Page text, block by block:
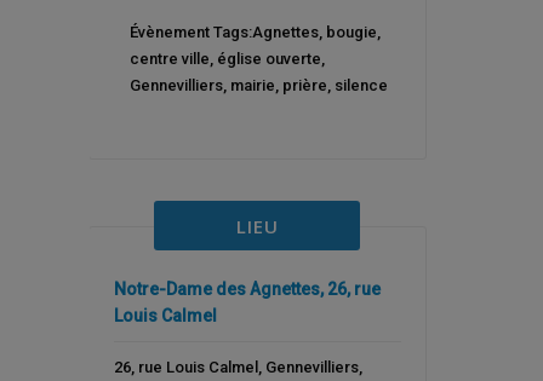
Évènement Tags:Agnettes, bougie
centre ville église ouverte
Gennevilliers, mairie prière silence
LIEU
Notre-Dame des Agnettes, 26, rue
Louis Calmel
26, rue Louis Calmel Gennevilliers,